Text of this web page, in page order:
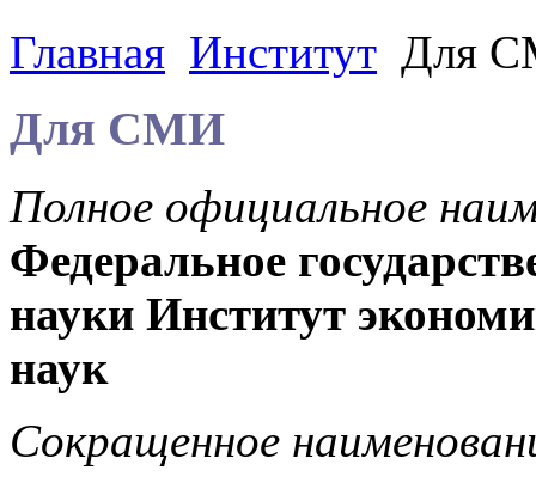
Главная Институт Для
Для СМИ
Полное официальное
Федеральное
науки Институт
наук
Сокращенное